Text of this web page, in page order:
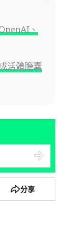
、
活體膽囊
分享